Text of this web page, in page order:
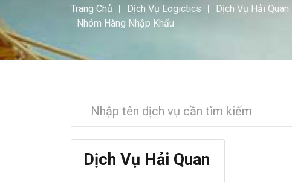
Trang Chủ | Dịch Vụ Logictics | Dịch Vụ Hải Quan
Nhóm Hàng Nhập Khẩu
Dịch Vụ Hải Quan